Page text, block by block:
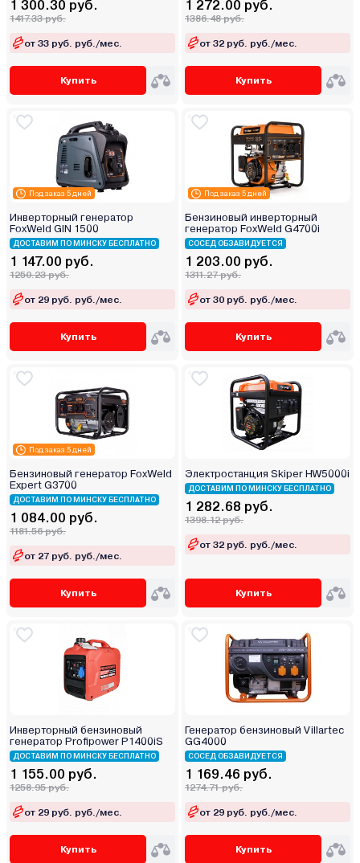
1 300.30 руб.
1417.33 руб.
от 33 руб. руб./мес.
Купить
1 272.00 руб.
1386.48 руб.
от 32 руб. руб./мес.
Купить
Под заказ 5 дней
Инверторный генератор
FoxWeld GIN 1500
ДОСТАВИМ ПО МИНСКУ БЕСПЛАТНО
1 147.00 руб.
1250.23 руб.
от 29 руб. руб./мес.
Купить
Под заказ 5 дней
Бензиновый инверторный
генератор FoxWeld G4700i
СОСЕД ОБЗАВИДУЕТСЯ
1 203.00 руб.
1311.27 руб.
от 30 руб. руб./мес.
Купить
Под заказ 5 дней
Бензиновый генератор FoxWeld
Expert G3700
ДОСТАВИМ ПО МИНСКУ БЕСПЛАТНО
1 084.00 руб.
1181.56 руб.
от 27 руб. руб./мес.
Купить
Электростанция Skiper HW5000i
ДОСТАВИМ ПО МИНСКУ БЕСПЛАТНО
1 282.68 руб.
1398.12 руб.
от 32 руб. руб./мес.
Купить
Инверторный бензиновый
генератор Profipower P1400iS
ДОСТАВИМ ПО МИНСКУ БЕСПЛАТНО
1 155.00 руб.
1258.95 руб.
от 29 руб. руб./мес.
Купить
Генератор бензиновый Villartec
GG4000
СОСЕД ОБЗАВИДУЕТСЯ
1 169.46 руб.
1274.71 руб.
от 29 руб. руб./мес.
Купить